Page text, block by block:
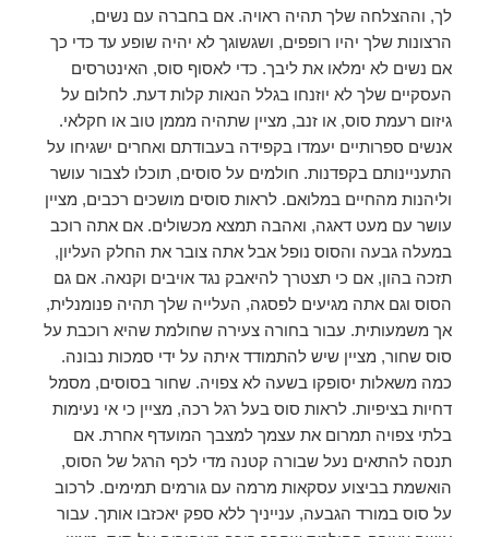
לך, וההצלחה שלך תהיה ראויה. אם בחברה עם נשים,
הרצונות שלך יהיו רופפים, ושגשוגך לא יהיה שופע עד כדי כך
אם נשים לא ימלאו את ליבך. כדי לאסוף סוס, האינטרסים
העסקיים שלך לא יוזנחו בגלל הנאות קלות דעת. לחלום על
גיזום רעמת סוס, או זנב, מציין שתהיה מממן טוב או חקלאי.
אנשים ספרותיים יעמדו בקפידה בעבודתם ואחרים ישגיחו על
התעניינותם בקפדנות. חולמים על סוסים, תוכלו לצבור עושר
וליהנות מהחיים במלואם. לראות סוסים מושכים רכבים, מציין
עושר עם מעט דאגה, ואהבה תמצא מכשולים. אם אתה רוכב
במעלה גבעה והסוס נופל אבל אתה צובר את החלק העליון,
תזכה בהון, אם כי תצטרך להיאבק נגד אויבים וקנאה. אם גם
הסוס וגם אתה מגיעים לפסגה, העלייה שלך תהיה פנומנלית,
אך משמעותית. עבור בחורה צעירה שחולמת שהיא רוכבת על
סוס שחור, מציין שיש להתמודד איתה על ידי סמכות נבונה.
כמה משאלות יסופקו בשעה לא צפויה. שחור בסוסים, מסמל
דחיות בציפיות. לראות סוס בעל רגל רכה, מציין כי אי נעימות
בלתי צפויה תמרום את עצמך למצבך המועדף אחרת. אם
תנסה להתאים נעל שבורה קטנה מדי לכף הרגל של הסוס,
הואשמת בביצוע עסקאות מרמה עם גורמים תמימים. לרכוב
על סוס במורד הגבעה, ענייניך ללא ספק יאכזבו אותך. עבור